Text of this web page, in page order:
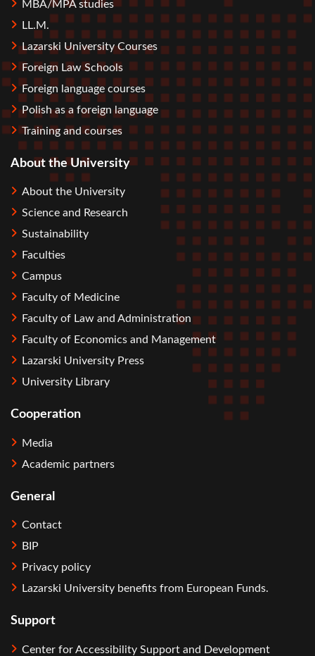
MBA/MPA studies
LL.M.
Lazarski University Courses
Foreign Law Schools
Foreign language courses
Polish as a foreign language
Training and courses
About the University
About the University
Science and Research
Sustainability
Faculties
Campus
Faculty of Medicine
Faculty of Law and Administration
Faculty of Economics and Management
Lazarski University Press
University Library
Cooperation
Media
Academic partners
General
Contact
BIP
Privacy policy
Lazarski University benefits from European Funds.
Support
Center for Accessibility Support and Development